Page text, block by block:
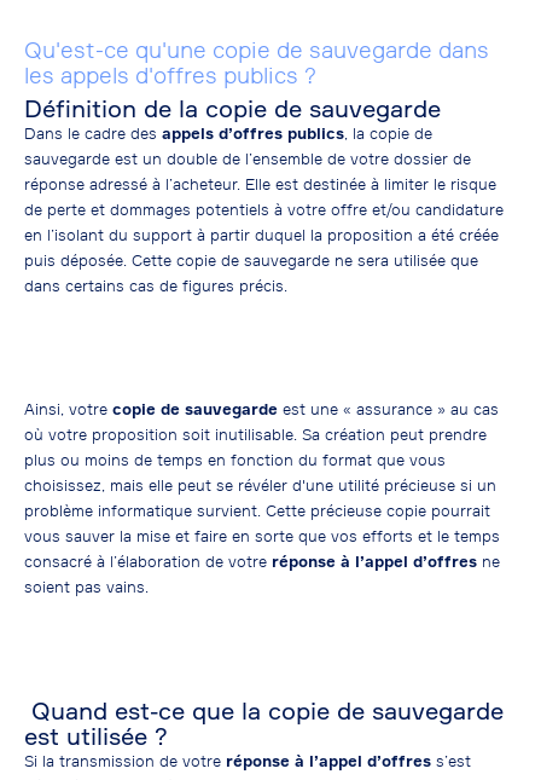
Qu'est-ce qu'une copie de sauvegarde dans
les appels d'offres publics ?
Définition de la copie de sauvegarde
Dans le cadre des appels d’offres publics, la copie de
sauvegarde est un double de l’ensemble de votre dossier de
réponse adressé à l’acheteur. Elle est destinée à limiter le risque
de perte et dommages potentiels à votre offre et/ou candidature
en l’isolant du support à partir duquel la proposition a été créée
puis déposée. Cette copie de sauvegarde ne sera utilisée que
dans certains cas de figures précis.
Ainsi, votre copie de sauvegarde est une « assurance » au cas
où votre proposition soit inutilisable. Sa création peut prendre
plus ou moins de temps en fonction du format que vous
choisissez, mais elle peut se révéler d'une utilité précieuse si un
problème informatique survient. Cette précieuse copie pourrait
vous sauver la mise et faire en sorte que vos efforts et le temps
consacré à l’élaboration de votre réponse à l’appel d’offres ne
soient pas vains.
Quand est-ce que la copie de sauvegarde
est utilisée ?
Si la transmission de votre réponse à l’appel d’offres s’est